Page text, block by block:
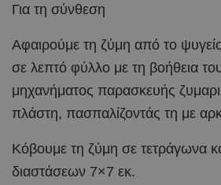
Για τη σύνθεση
Αφαιρούμε τη ζύμη από το
σε λεπτό φύλλο με τη βοήθεια του
μηχανήματος παρασκευής
πλάστη, πασπαλίζοντάς τη με
Κόβουμε τη ζύμη σε τετράγωνα
διαστάσεων 7×7 εκ.